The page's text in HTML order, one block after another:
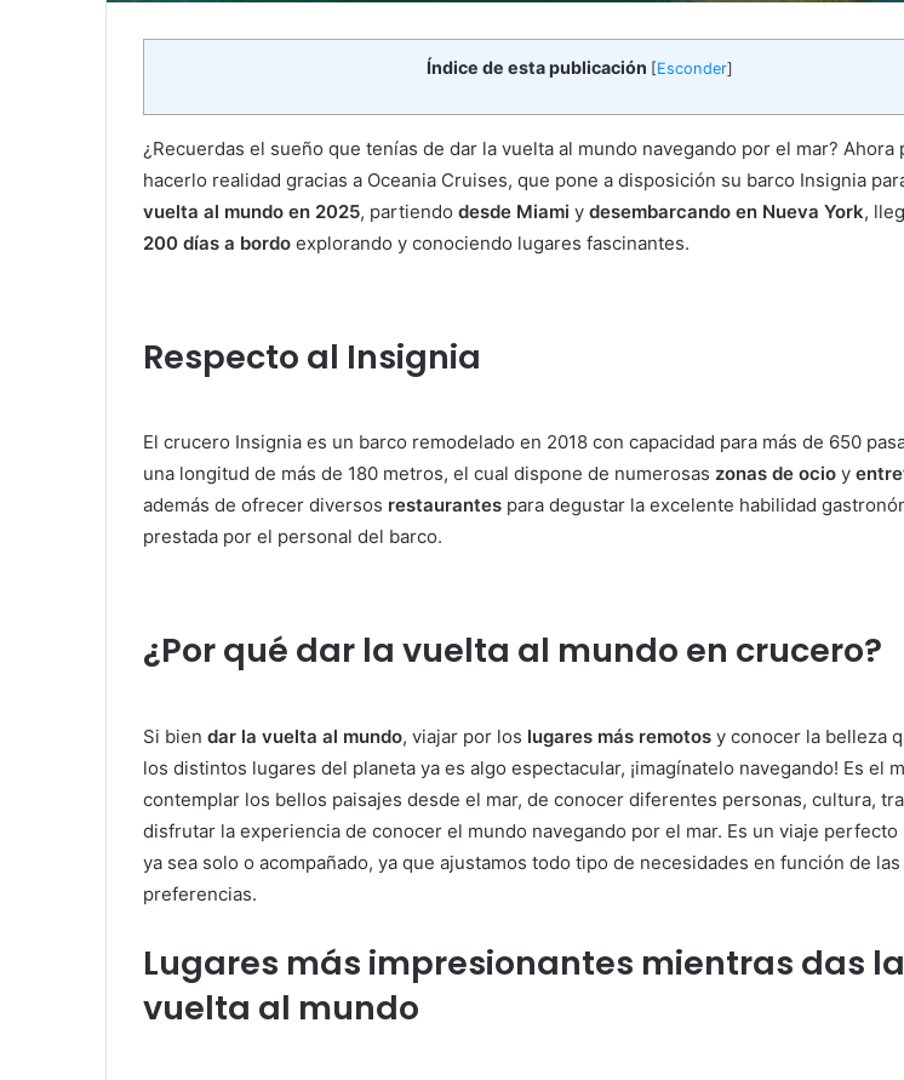
Índice de esta publicación [Esconder]
¿Recuerdas el sueño que tenías de dar la vuelta al mundo navegando por el mar? Ahora
hacerlo realidad gracias a Oceania Cruises, que pone a disposición su barco Insignia
vuelta al mundo en 2025, partiendo desde Miami y desembarcando en Nueva York,
200 días a bordo explorando y conociendo lugares fascinantes.
Respecto al Insignia
El crucero Insignia es un barco remodelado en 2018 con capacidad para más de 650
una longitud de más de 180 metros, el cual dispone de numerosas zonas de ocio y
además de ofrecer diversos restaurantes para degustar la excelente habilidad
prestada por el personal del barco.
¿Por qué dar la vuelta al mundo en crucero?
Si bien dar la vuelta al mundo, viajar por los lugares más remotos y conocer la belleza
los distintos lugares del planeta ya es algo espectacular, ¡imagínatelo navegando! Es el
contemplar los bellos paisajes desde el mar, de conocer diferentes personas, cultura,
disfrutar la experiencia de conocer el mundo navegando por el mar. Es un viaje perfecto
ya sea solo o acompañado, ya que ajustamos todo tipo de necesidades en función de las
preferencias.
Lugares más impresionantes mientras das la
vuelta al mundo